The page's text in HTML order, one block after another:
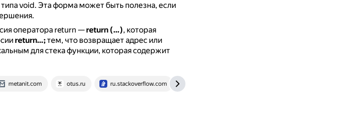
void. Эта форма может быть полезна, если
оператора return — return (…), которая
return…;тем, что возвращает адрес или
для стека функции, которая содержит
metanit.com otus.ru ru.stackoverflow.com